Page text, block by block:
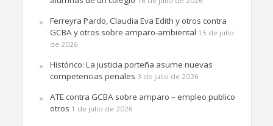
Ferreyra Pardo, Claudia Eva Edith y otros contra
GCBA y otros sobre amparo-ambiental 15 de julio
de 2026
Histórico: La justicia porteña asume nuevas
competencias penales 3 de julio de 2026
ATE contra GCBA sobre amparo – empleo publico
otros 1 de julio de 2026